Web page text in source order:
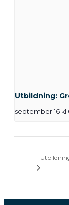
Utbildning:
september 16 kl